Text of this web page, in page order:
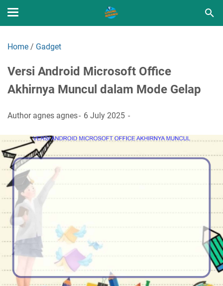
Home / Gadget
Versi Android Microsoft Office
Akhirnya Muncul dalam Mode Gelap
Author agnes agnes 6 July 2025